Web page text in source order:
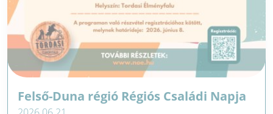
Felső-Duna régió Régiós Családi Napja